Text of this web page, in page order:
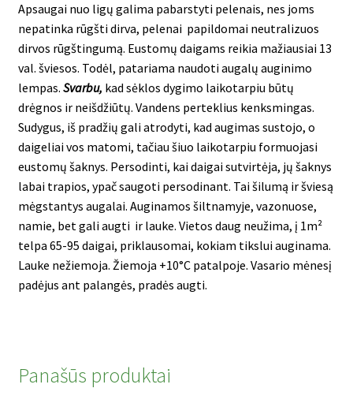
Apsaugai nuo ligų galima pabarstyti pelenais, nes joms
nepatinka rūgšti dirva, pelenai papildomai neutralizuos
dirvos rūgštingumą. Eustomų daigams reikia mažiausiai 13
val. šviesos. Todėl, patariama naudoti augalų auginimo
lempas. Svarbu, kad sėklos dygimo laikotarpiu būtų
drėgnos ir neišdžiūtų. Vandens perteklius kenksmingas.
Sudygus, iš pradžių gali atrodyti, kad augimas sustojo, o
daigeliai vos matomi, tačiau šiuo laikotarpiu formuojasi
eustomų šaknys. Persodinti, kai daigai sutvirtėja, jų šaknys
labai trapios, ypač saugoti persodinant. Tai šilumą ir šviesą
mėgstantys augalai. Auginamos šiltnamyje, vazonuose,
namie, bet gali augti ir lauke. Vietos daug neužima, į 1m²
telpa 65-95 daigai, priklausomai, kokiam tikslui auginama.
Lauke nežiemoja. Žiemoja +10°C patalpoje. Vasario mėnesį
padėjus ant palangės, pradės augti.
Panašūs produktai